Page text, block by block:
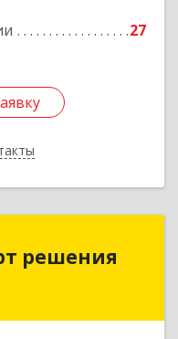
27
Подробнее
решения
решения
Шахтинский г,